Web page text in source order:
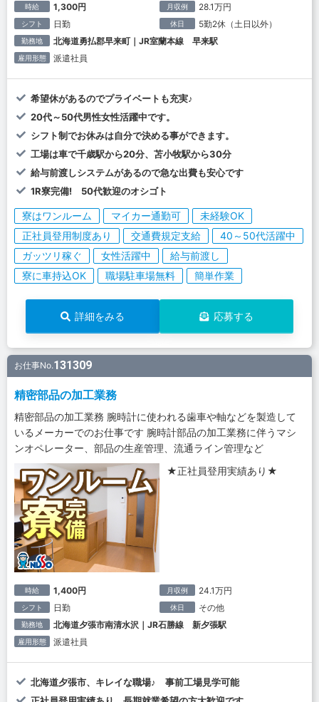
時給 1,300円 月収例 28.1万円
シフト 日勤 休日 5勤2休（土日以外）
勤務地 北海道勇払郡早来町｜JR室蘭本線 早来駅
雇用形態 派遣社員
希望休があるのでプライベートも充実♪
20代～50代男性女性活躍中です。
シフト制でお休みは自分で決める事ができます。
工場は車で千歳駅から20分、苫小牧駅から30分
給与前渡しシステムがあるので急な出費も安心です
1R寮完備! 50代歓迎のオシゴト
寮はワンルーム マイカー通勤可
未経験OK
正社員登用制度あり
交通費規定支給
40～50代活躍中
ガッツリ稼ぐ
女性活躍中
給与前渡し
寮に車持込OK
職場駐車場無料 簡単作業
詳細をみる 応募する
お仕事No.131309
精密部品の加工業務
精密部品の加工業務 腕時計に使われる歯車や軸などを製造して
いるメーカーでのお仕事です 腕時計部品の加工業務に伴うマシ
ンオペレーター、部品の生産管理、流通ライン管理など
★正社員登用実績あり★
時給 1,400円 月収例 24.1万円
シフト 日勤 休日 その他
勤務地 北海道夕張市南清水沢｜JR石勝線 新夕張駅
雇用形態 派遣社員
北海道夕張市、キレイな職場♪ 事前工場見学可能